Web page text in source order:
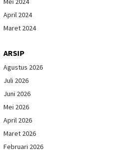
April 2024
Maret 2024
ARSIP
Agustus 2026
Juli 2026
Juni 2026
Mei 2026
April 2026
Maret 2026
Februari 2026